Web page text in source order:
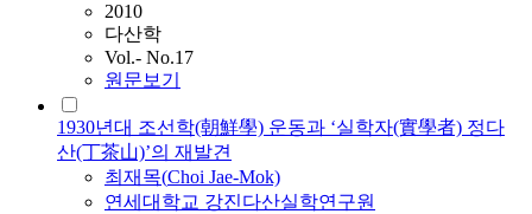
2010
다산학
Vol.- No.17
원문보기
1930년대 조선학(朝鮮學) 운동과 ‘실학자(實學者) 정다
산(丁茶山)’의 재발견
최재목(Choi Jae-Mok)
연세대학교 강진다산실학연구원